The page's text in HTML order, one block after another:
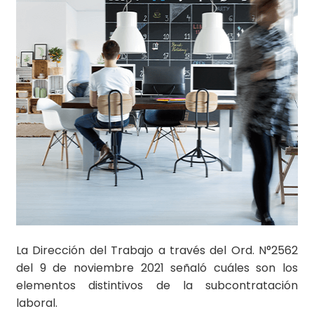
La Dirección del Trabajo a través del Ord. N°2562
del 9 de noviembre 2021 señaló cuáles son los
elementos distintivos de la subcontratación
laboral.